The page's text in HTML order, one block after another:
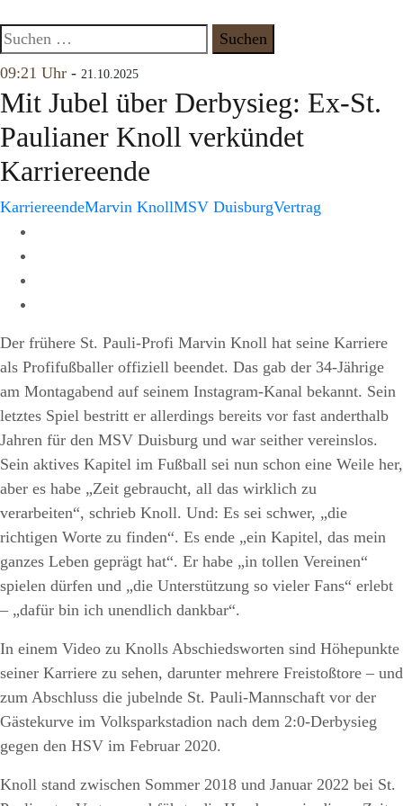
to
content
Suchen
nach:
09:21 Uhr - 21.10.2025
Mit Jubel über Derbysieg: Ex-St.
Paulianer Knoll verkündet
Karriereende
KarriereendeMarvin KnollMSV DuisburgVertrag
Der frühere St. Pauli-Profi Marvin Knoll hat seine Karriere
als Profifußballer offiziell beendet. Das gab der 34-Jährige
am Montagabend auf seinem Instagram-Kanal bekannt. Sein
letztes Spiel bestritt er allerdings bereits vor fast anderthalb
Jahren für den MSV Duisburg und war seither vereinslos.
Sein aktives Kapitel im Fußball sei nun schon eine Weile her,
aber es habe „Zeit gebraucht, all das wirklich zu
verarbeiten“, schrieb Knoll. Und: Es sei schwer, „die
richtigen Worte zu finden“. Es ende „ein Kapitel, das mein
ganzes Leben geprägt hat“. Er habe „in tollen Vereinen“
spielen dürfen und „die Unterstützung so vieler Fans“ erlebt
– „dafür bin ich unendlich dankbar“.
In einem Video zu Knolls Abschiedsworten sind Höhepunkte
seiner Karriere zu sehen, darunter mehrere Freistoßtore – und
zum Abschluss die jubelnde St. Pauli-Mannschaft vor der
Gästekurve im Volksparkstadion nach dem 2:0-Derbysieg
gegen den HSV im Februar 2020.
Knoll stand zwischen Sommer 2018 und Januar 2022 bei St.